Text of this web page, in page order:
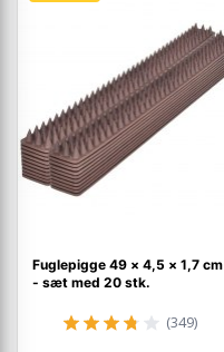
Fuglepigge 49 × 4,5 × 1,7 cm
- sæt med 20 stk.
(349)